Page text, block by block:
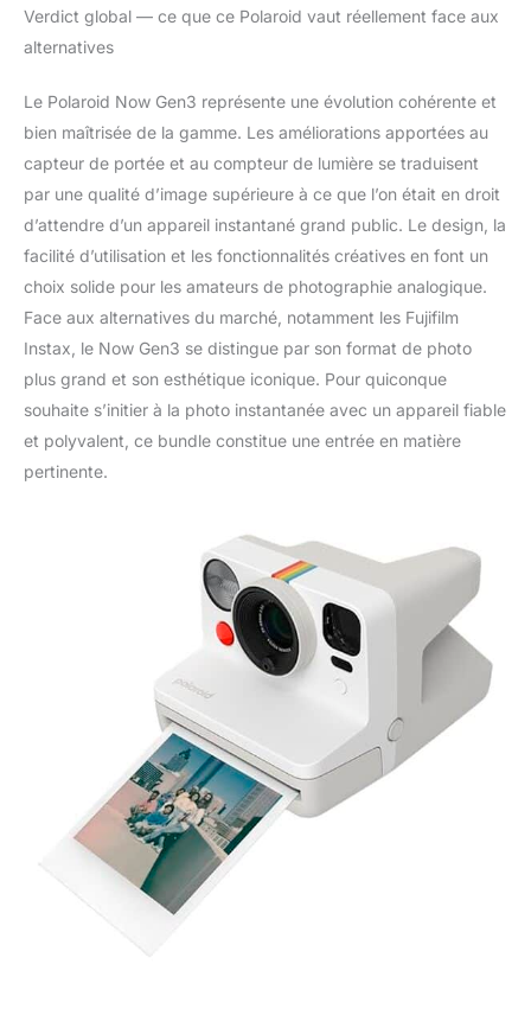
Verdict global — ce que ce Polaroid vaut réellement face aux
alternatives
Le Polaroid Now Gen3 représente une évolution cohérente et
bien maîtrisée de la gamme. Les améliorations apportées au
capteur de portée et au compteur de lumière se traduisent
par une qualité d’image supérieure à ce que l’on était en droit
d’attendre d’un appareil instantané grand public. Le design, la
facilité d’utilisation et les fonctionnalités créatives en font un
choix solide pour les amateurs de photographie analogique.
Face aux alternatives du marché, notamment les Fujifilm
Instax, le Now Gen3 se distingue par son format de photo
plus grand et son esthétique iconique. Pour quiconque
souhaite s’initier à la photo instantanée avec un appareil fiable
et polyvalent, ce bundle constitue une entrée en matière
pertinente.